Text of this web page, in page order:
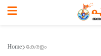
Home കേരളം